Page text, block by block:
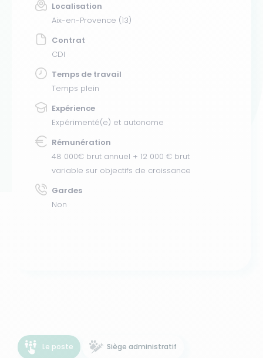
Localisation
Aix-en-Provence (13)
Contrat
CDI
Temps de travail
Temps plein
Expérience
Expérimenté(e) et autonome
Rémunération
48 000€ brut annuel + 12 000 € brut
variable sur objectifs de croissance
Gardes
Non
Le poste Siège administratif